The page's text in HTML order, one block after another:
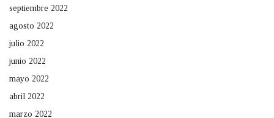
septiembre 2022
agosto 2022
julio 2022
junio 2022
mayo 2022
abril 2022
marzo 2022